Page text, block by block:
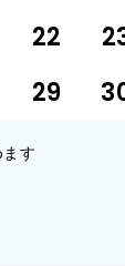
22
29
す